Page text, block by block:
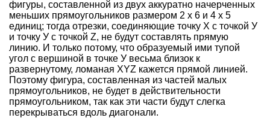
фигуры, составленной из двух аккуратно начерченных
меньших прямоугольников размером 2 х 6 и 4 х 5
единиц; тогда отрезки, соединяющие точку X с точкой У
и точку У с точкой Z, не будут составлять прямую
линию. И только потому, что образуемый ими тупой
угол с вершиной в точке У весьма близок к
развернутому, ломаная XYZ кажется прямой линией.
Поэтому фигура, составленная из частей малых
прямоугольников, не будет в действительности
прямоугольником, так как эти части будут слегка
перекрываться вдоль диагонали.